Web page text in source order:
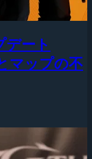
デート
マップの不